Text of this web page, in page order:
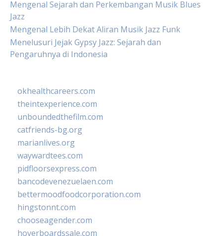
Mengenal Sejarah dan Perkembangan Musik Blues
Jazz
Mengenal Lebih Dekat Aliran Musik Jazz Funk
Menelusuri Jejak Gypsy Jazz: Sejarah dan
Pengaruhnya di Indonesia
okhealthcareers.com
theintexperience.com
unboundedthefilm.com
catfriends-bg.org
marianlives.org
waywardtees.com
pidfloorsexpress.com
bancodevenezuelaen.com
bettermoodfoodcorporation.com
hingstonnt.com
chooseagender.com
hoverboardssale.com